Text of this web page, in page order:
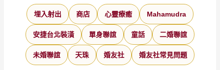
埋入射出 商店 心靈療癒 Mahamudra
安捷台北裝潢 單身聯誼 童話 二婚聯誼
未婚聯誼 天珠 婚友社 婚友社常見問題